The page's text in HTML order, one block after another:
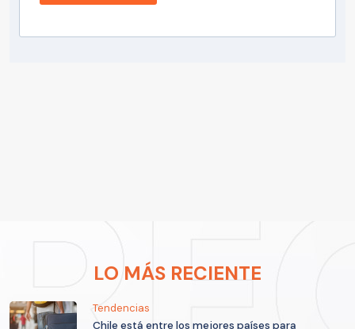
LO MÁS RECIENTE
Tendencias
Chile está entre los mejores países para